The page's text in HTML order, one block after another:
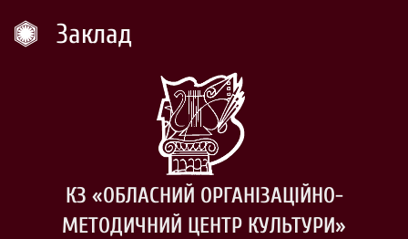
Заклад
КЗ «ОБЛАСНИЙ ОРГАНІЗАЦІЙНО-
МЕТОДИЧНИЙ ЦЕНТР КУЛЬТУРИ»